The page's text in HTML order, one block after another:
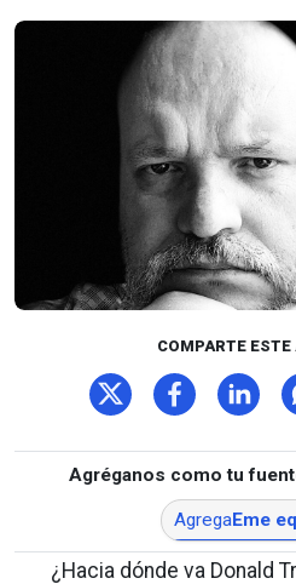
COMPARTE ESTE
Agréganos como tu
AgregaEme
¿Hacia dónde va Donald